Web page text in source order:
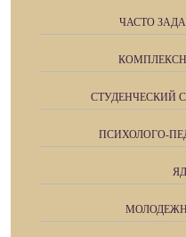
ЧАСТО
СТУДЕНЧЕСКИЙ
ПСИХОЛОГО-